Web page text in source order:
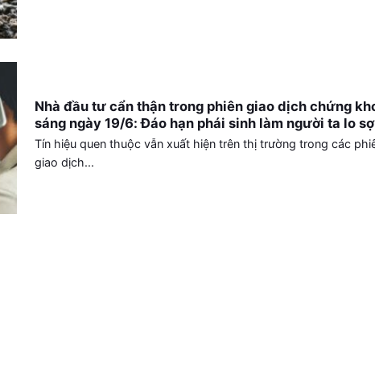
Nhà đầu tư cẩn thận trong phiên giao dịch chứng
sáng ngày 19/6: Đáo hạn phái sinh làm người ta lo
Tín hiệu quen thuộc vẫn xuất hiện trên thị trường trong các
giao dịch...